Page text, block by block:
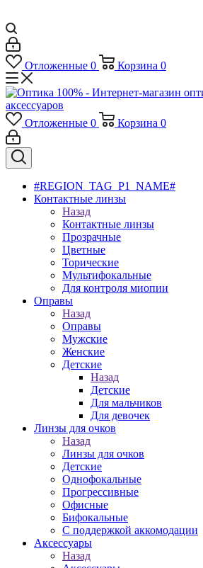
Отложенные 0 Корзина 0
Отложенные 0 Корзина 0
#REGION_TAG_P1_NAME#
Контактные линзы
Назад
Контактные линзы
Прозрачные
Цветные
Торические
Мультифокальные
Для контроля миопии
Оправы
Назад
Оправы
Мужские
Женские
Детские
Назад
Детские
Для мальчиков
Для девочек
Линзы для очков
Назад
Линзы для очков
Детские
Однофокальные
Прогрессивные
Офисные
Бифокальные
С поддержкой аккомодации
Аксессуары
Назад